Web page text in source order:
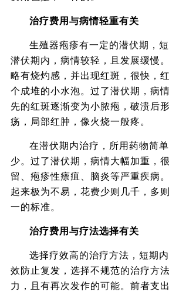
治疗费用与病情轻重有关
生殖器疱疹有一定的潜伏期，
潜伏期内，病情较轻，且发展缓慢
略有烧灼感，并出现红斑，很快，
个成堆的小水泡。过了潜伏期，病
先的红斑逐渐变为小脓疱，破溃后
疡，局部红肿，像火烧一般疼。
在潜伏期内治疗，所用药物简
少。过了潜伏期，病情大幅加重，
留、疱疹性瘭疽、脑炎等严重疾病
起来极为不易，花费少则几千，多
一的标准。
治疗费用与疗法选择有关
选择疗效高的治疗方法，短期
效防止复发，选择不规范的治疗方
力，且有再次发作的可能。前者支